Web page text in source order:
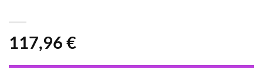
117,96 €